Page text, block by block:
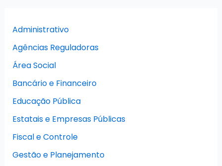
Administrativo
Agências Reguladoras
Área Social
Bancário e Financeiro
Educação Pública
Estatais e Empresas Públicas
Fiscal e Controle
Gestão e Planejamento